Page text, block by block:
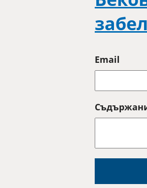
Email